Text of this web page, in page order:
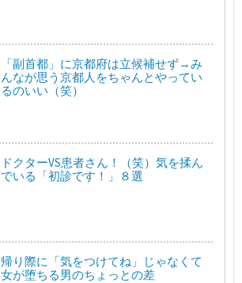
「副首都」に京都府は立候補せず→み
んなが思う京都人をちゃんとやってい
るのいい（笑）
ドクターVS患者さん！（笑）気を揉ん
でいる「初診です！」８選
帰り際に「気をつけてね」じゃなくて
女が堕ちる男のちょっとの差